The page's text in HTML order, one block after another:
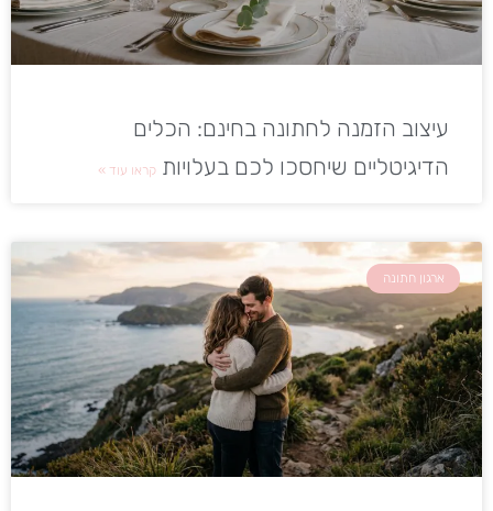
עיצוב הזמנה לחתונה בחינם: הכלים
הדיגיטליים שיחסכו לכם בעלויות קראו עוד »
ארגון חתונה